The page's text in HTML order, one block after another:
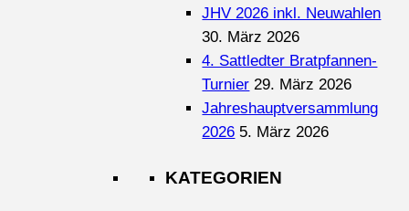
JHV 2026 inkl. Neuwahlen
30. März 2026
4. Sattledter Bratpfannen-
Turnier 29. März 2026
Jahreshauptversammlung
2026 5. März 2026
KATEGORIEN